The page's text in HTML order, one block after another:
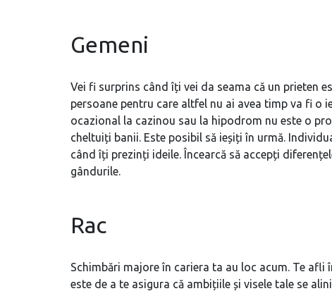
Gemeni
Vei fi surprins când îți vei da seama că un prieten
persoane pentru care altfel nu ai avea timp va fi o
ocazional la cazinou sau la hipodrom nu este o
cheltuiți banii. Este posibil să ieșiți în urmă.
când îți prezinți ideile. Încearcă să accepți
gândurile.
Rac
Schimbări majore în cariera ta au loc acum. Te
este de a te asigura că ambițiile și visele tale se